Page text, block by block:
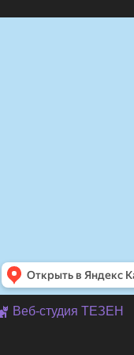
Веб-студия ТЕЗЕН